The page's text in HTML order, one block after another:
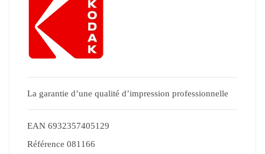
La garantie d’une qualité d’impression professionnelle
EAN 6932357405129
Référence 081166